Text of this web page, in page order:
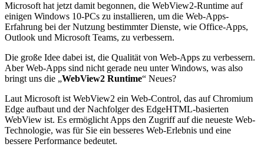
Microsoft hat jetzt damit begonnen, die WebView2-Runtime auf
einigen Windows 10-PCs zu installieren, um die Web-Apps-
Erfahrung bei der Nutzung bestimmter Dienste, wie Office-Apps,
Outlook und Microsoft Teams, zu verbessern.
Die große Idee dabei ist, die Qualität von Web-Apps zu verbessern.
Aber Web-Apps sind nicht gerade neu unter Windows, was also
bringt uns die „WebView2 Runtime“ Neues?
Laut Microsoft ist WebView2 ein Web-Control, das auf Chromium
Edge aufbaut und der Nachfolger des EdgeHTML-basierten
WebView ist. Es ermöglicht Apps den Zugriff auf die neueste Web-
Technologie, was für Sie ein besseres Web-Erlebnis und eine
bessere Performance bedeutet.